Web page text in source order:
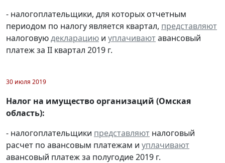
- налогоплательщики, для которых отчетным
периодом по налогу является квартал, представляют
налоговуюдекларацию и уплачиваютавансовый
платеж за II квартал 2019 г.
30 июля 2019
Налог на имущество организаций (Омская
область):
- налогоплательщики представляют налоговый
расчет по авансовым платежам и уплачивают
авансовый платеж за полугодие 2019 г.